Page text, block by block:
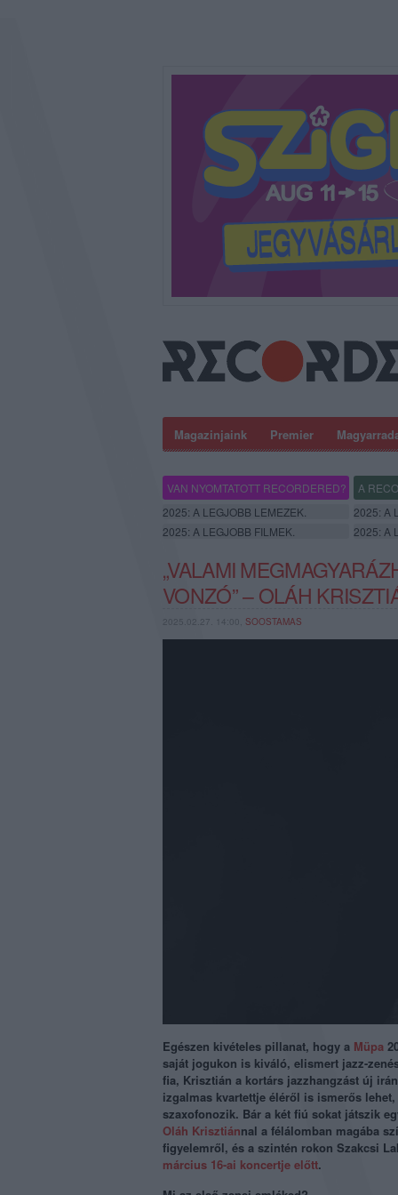
Magazinjaink Premier
VAN NYOMTATOTT RECORDERED? A
2025: A LEGJOBB LEMEZEK.
2025: A
2025: A LEGJOBB FILMEK.
2025: A
„VALAMI
VONZÓ” – OLÁH
2025.02.27. 14:00, SOOSTAMAS
Egészen kivételes pillanat, hogy a Müpa
saját jogukon is kiváló, elismert jazz-
fia, Krisztián a kortárs jazzhangzást új
izgalmas kvartettje éléről is ismerős
szaxofonozik. Bár a két fiú sokat játszik
Oláh Krisztiánnal a félálomban magába
figyelemről, és a szintén rokon Szakcsi
március 16-ai koncertje előtt.